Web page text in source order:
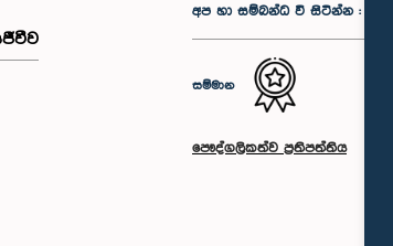
අප හා සම්බන්ධ වී සිටින්න :
සම්මාන
පෞද්ගලිකත්ව ප්‍රතිපත්තිය